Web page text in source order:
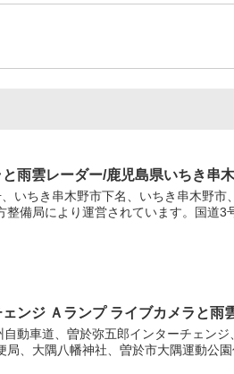
雨雲レーダー/鹿児島県いちき串
いちき串木野市下名、いちき串木野
備局により運営されています。国道3
ンジ Ａランプ ライブカメラと雨
動車道、曽於弥五郎インターチェン
、大隅八幡神社、曽於市大隅運動公園